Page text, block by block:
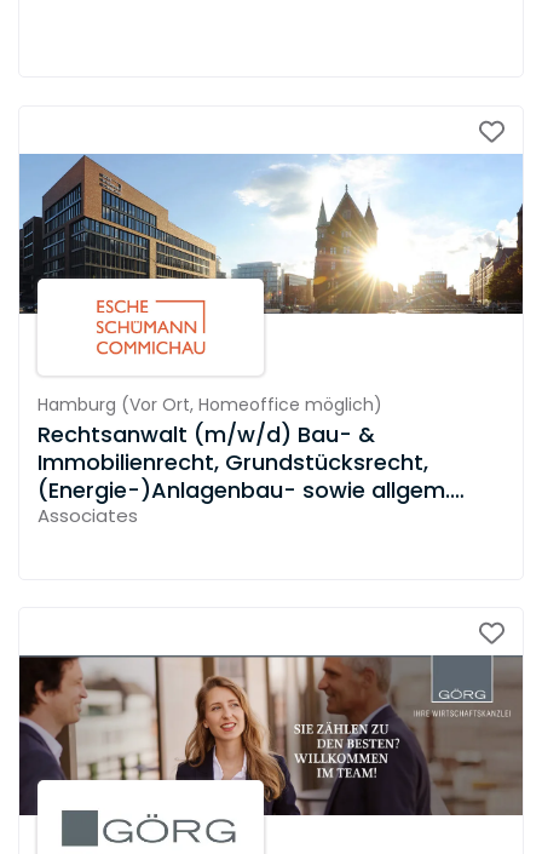
Hamburg (Vor Ort, Homeoffice möglich)
Rechtsanwalt (m/w/d) Bau- &
Immobilienrecht, Grundstücksrecht,
(Energie-)Anlagenbau- sowie allgem.
Vertragsrecht
Associates